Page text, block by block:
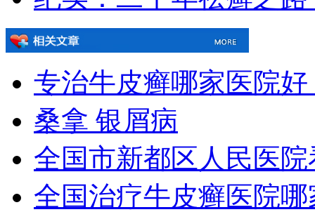
专治牛皮癣哪家医院
桑拿 银屑病
全国市新都区人民医
全国治疗牛皮癣医院